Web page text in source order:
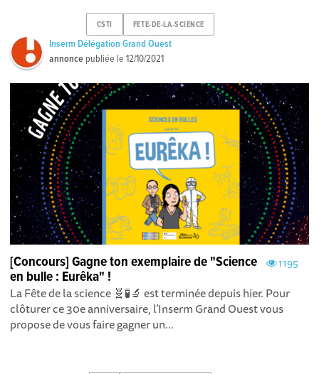
CSTI FETE-DE-LA-SCIENCE
Inserm Délégation Grand Ouest
annonce publiée le12/10/2021
1195
[Concours] Gagne ton exemplaire de "Science
en bulle : Eurêka" !
La Fête de la science 🧬🧪🔬 est terminée depuis hier. Pour
clôturer ce 30e anniversaire, l’Inserm Grand Ouest vous
propose de vous faire gagner un...